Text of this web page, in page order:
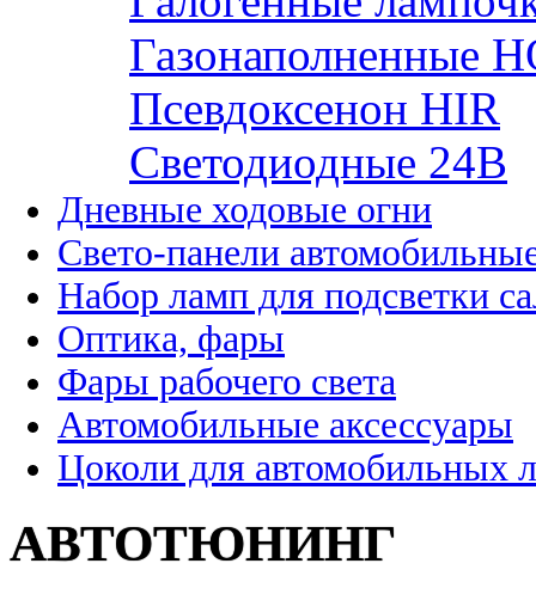
Газонаполненные
Псевдоксенон HIR
Cветодиодные 24B
Дневные ходовые огни
Свето-панели
Набор ламп для подсветки
Оптика, фары
Фары рабочего света
Автомобильные аксессуары
Цоколи для автомобильных
АВТОТЮНИНГ